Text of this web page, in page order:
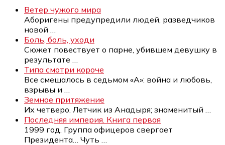
Ветер чужого мира
Аборигены предупредили людей, разведчиков
новой
Боль, боль, уходи
Сюжет повествует о парне, убившем девушку в
результате
Типа смотри короче
Все смешалось в седьмом «А»: война и любовь,
взрывы и
Земное притяжение
Их четверо. Летчик из Анадыря; знаменитый
Последняя империя. Книга первая
1999 год. Группа офицеров свергает
Президента… Чуть